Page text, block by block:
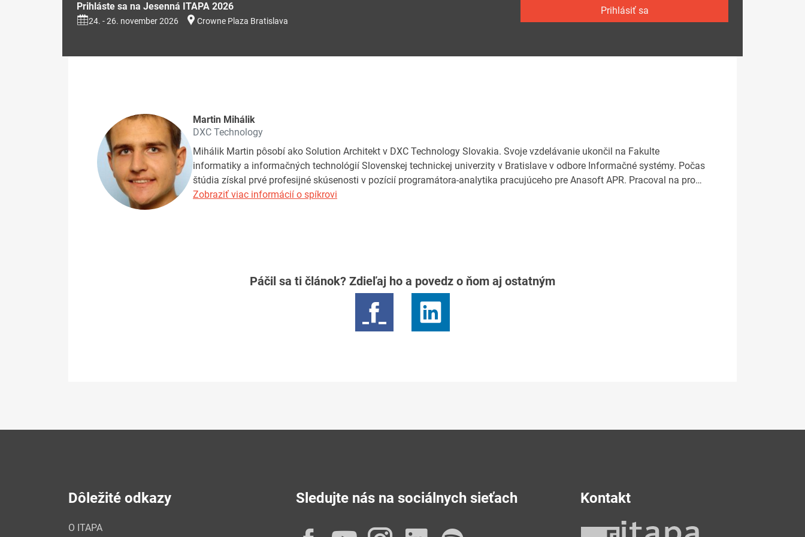
Prihláste sa na Jesenná ITAPA 2026
24. - 26. november 2026 Crowne Plaza Bratislava
Prihlásiť sa
Martin Mihálik
DXC Technology
Mihálik Martin pôsobí ako Solution Architekt v DXC Technology Slovakia. Svoje vzdelávanie ukončil na Fakulte
informatiky a informačných technológií Slovenskej technickej univerzity v Bratislave v odbore Informačné systémy. Počas
štúdia získal prvé profesijné skúsenosti v pozícií programátora-analytika pracujúceho pre Anasoft APR. Pracoval na pro…
Zobraziť viac informácií o spíkrovi
Páčil sa ti článok? Zdieľaj ho a povedz o ňom aj ostatným
Dôležité odkazy
O ITAPA
Sledujte nás na sociálnych sieťach Kontakt